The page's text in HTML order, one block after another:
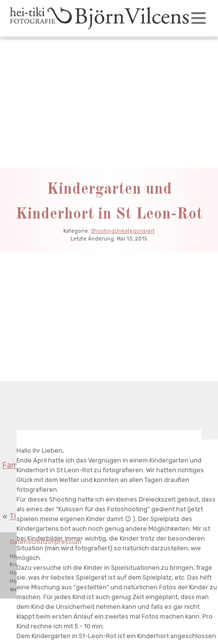
Kindergarten und
Kinderhort in St Leon-Rot
Kategorie: ShootingUnkategorisiert
Letzte Änderung: Mai 13, 2015
Hallo ihr Lieben,
Ende April hatte ich das Vergnügen in einem Kindergarten und
Kinderhort in St Leon-Rot zu fotografieren. Wir hatten richtiges
Glück mit dem Wetter und konnten an allen Tagen draußen
fotografieren.
Für dieses Shooting hatte ich ein kleines Dreieckszelt gebaut, dass
als eines der "Kulissen für das Fotoshooting" gedient hat (jetzt
spielen meine eigenen Kinder damit 😉 ). Der Spielplatz des
Kindergartens bot auch noch genug andere Möglichkeiten. Mir ist
bei Kinderbilder immer wichtig, die Kinder trotz der besonderen
Situation (man wird fotografiert) so natürlich darzustellen, wie
möglich.
Dazu versuche ich die Kinder in Spielsituationen zu bringen, frage
sie, was ihr liebstes Spielgerät ist auf dem Spielplatz, etc. Das hilft
eine Mischung aus "gestellten" und natürlichen Fotos der Kinder zu
machen. Für jedes Kind ist auch genug Zeit eingeplant, dass man
dem Kind die Unsicherheit nehmen kann und falls es gar nicht
klappt beim ersten Anlauf ein zweites mal Fotos machen kann. Pro
Kind rechne ich mit 5 - 10 min.
Dem Kindergarten in St-Leon-Rot ist ein Kinderhort angeschlossen
Familienfotos von Familie Herling in Wiesental»
« Tipp für die beste Uhrzeit für ein Fotoshooting
DatenschutzImpressum
Hochzeitsfotograf Waghäusel, Hochzeitsfotograf Bad
Kreuznach,Hochzeitsfotograf Karlsruhe,Hochzeitsfotograf Schwetzingen,
Hochzeitsfotograf Odenwald, Hochzeitsfotograf Mannheim,
Hochzeitsfotograf Hamburg, Hochzeitsfotograf München. Destination
Wedding Photographer.